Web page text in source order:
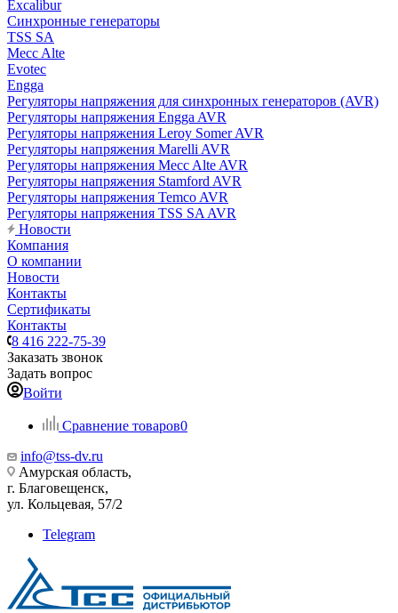
Excalibur
Синхронные генераторы
TSS SA
Mecc Alte
Evotec
Engga
Регуляторы напряжения для синхронных генераторов (AVR)
Регуляторы напряжения Engga AVR
Регуляторы напряжения Leroy Somer AVR
Регуляторы напряжения Marelli AVR
Регуляторы напряжения Mecc Alte AVR
Регуляторы напряжения Stamford AVR
Регуляторы напряжения Temco AVR
Регуляторы напряжения TSS SA AVR
Новости
Компания
О компании
Новости
Контакты
Сертификаты
Контакты
8 416 222-75-39
Заказать звонок
Задать вопрос
Войти
Сравнение товаров0
info@tss-dv.ru
Амурская область,
г. Благовещенск,
ул. Кольцевая, 57/2
Telegram